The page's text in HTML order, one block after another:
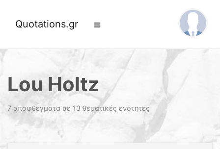
Quotations.gr
Lou Holtz
7 αποφθέγματα σε 13 θεματικές ενότητες